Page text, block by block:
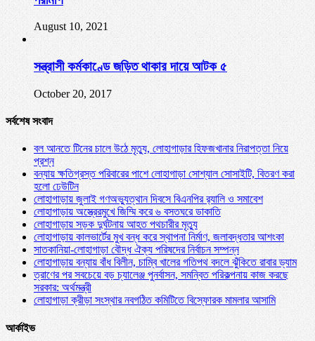
August 10, 2021
সন্ত্রাসী কর্মকাণ্ডে জড়িত থাকার দায়ে আটক ৫
October 20, 2017
সর্বশেষ সংবাদ
বল আনতে টিনের চালে উঠে মৃত্যু, লোহাগাড়ার হিফজখানার নিরাপত্তা নিয়ে
প্রশ্ন
বন্যায় ক্ষতিগ্রস্ত পরিবারের পাশে লোহাগাড়া সোশ্যাল সোসাইটি, বিতরণ করা
হলো ঢেউটিন
লোহাগাড়ায় জুলাই গণঅভ্যুত্থান দিবসে বিএনপির র‌্যালি ও সমাবেশ
লোহাগাড়ায় অস্ত্রেরমুখে জিম্মি করে ৬ বসতঘরে ডাকাতি
লোহাগাড়ায় সড়ক দুর্ঘটনায় আহত পথচারীর মৃত্যু
লোহাগাড়ায় কালভার্টের মুখ বন্ধ করে স্থাপনা নির্মাণ, জলাবদ্ধতার আশংকা
সাতকানিয়া-লোহাগাড়া বৌদ্ধ ঐক্য পরিষদের নির্বাচন সম্পন্ন
লোহাগাড়ায় বন্যায় বাঁধ বিলীন, চাম্বি খালের গতিপথ বদলে ঝুঁকিতে রাবার ড্যাম
ত্রাণের পর সবচেয়ে বড় চ্যালেঞ্জ পুনর্বাসন, সমন্বিত পরিকল্পনায় কাজ করছে
সরকার: অর্থমন্ত্রী
লোহাগাড়া ক্রীড়া সংস্থার নবগঠিত কমিটিতে বিস্ফোরক মামলার আসামি
আর্কাইভ